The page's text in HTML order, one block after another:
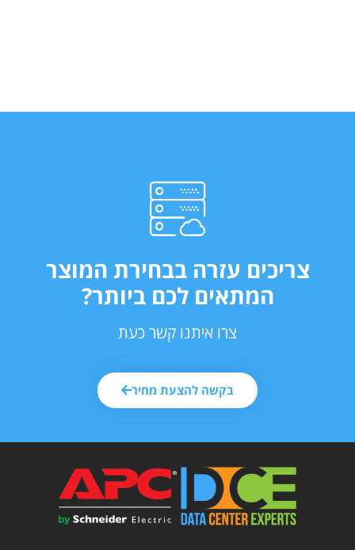
צריכים עזרה בבחירת המוצר
המתאים לכם ביותר?
צרו איתנו קשר כעת
בקשה להצעת מחיר